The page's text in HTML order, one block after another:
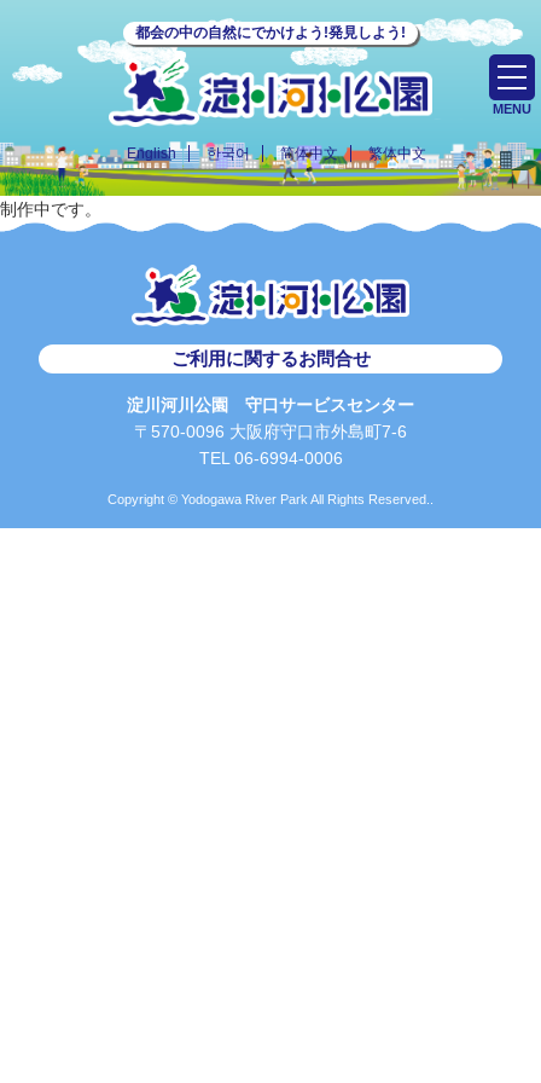
都会の中の自然にでかけよう!発見しよう!
English 한국어 简体中文 繁体中文
MENU
制作中です。
ご利用に関するお問合せ
淀川河川公園 守口サービスセンター
〒570-0096 大阪府守口市外島町7-6
TEL 06-6994-0006
Copyright © Yodogawa River Park All Rights Reserved..